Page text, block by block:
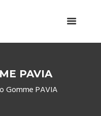
PAVIA
Gomme PAVIA